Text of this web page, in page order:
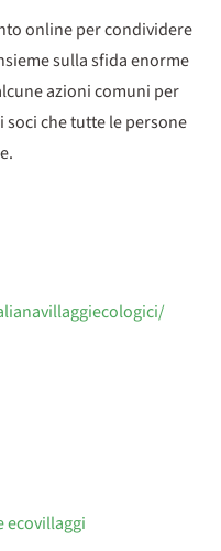
online per condividere
sulla sfida enorme
azioni comuni per
che tutte le persone
ecovillaggi